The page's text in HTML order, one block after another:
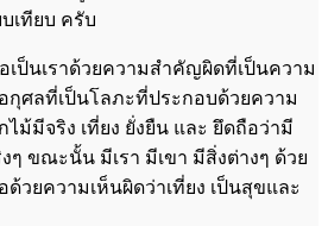
เทียบ ครับ
เป็นเราด้วยความสำคัญผิดที่เป็นความ
กุศลที่เป็นโลภะที่ประกอบด้วยความ
ไม้มีจริง เที่ยง ยั่งยืน และ ยึดถือว่ามี
ๆ ขณะนั้น มีเรา มีเขา มีสิ่งต่างๆ ด้วย
ด้วยความเห็นผิดว่าเที่ยง เป็นสุขและ